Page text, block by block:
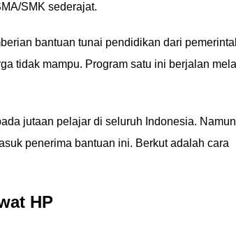
SMK sederajat.
bantuan tunai pendidikan dari
tidak mampu. Program satu ini berjalan
jutaan pelajar di seluruh Indonesia.
penerima bantuan ini. Berkut adalah cara
HP